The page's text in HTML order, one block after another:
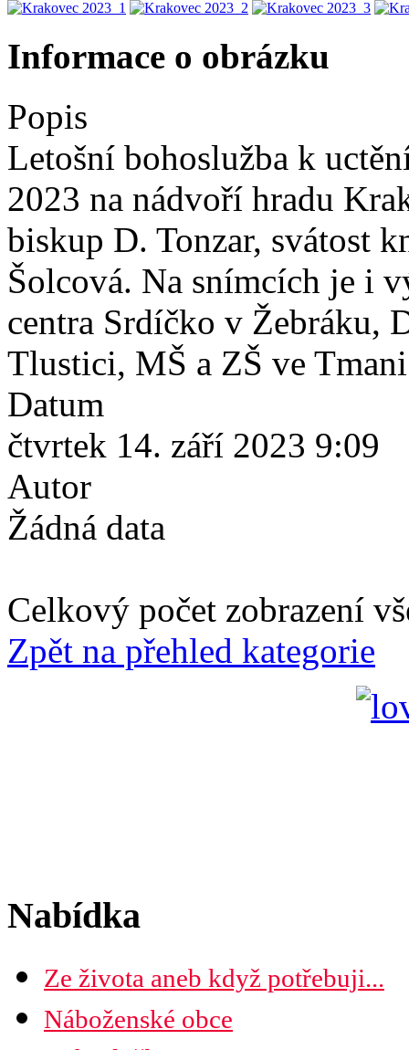
Informace o obrázku
Popis
Letošní bohoslužba k
2023 na nádvoří hradu
biskup D. Tonzar, svátost
Šolcová. Na snímcích je i
centra Srdíčko v Žebráku,
Tlustici, MŠ a ZŠ ve
Datum
čtvrtek 14. září 2023 9:09
Autor
Žádná data
Celkový počet zobrazení
Zpět na přehled kategorie
Nabídka
Ze života aneb když potřebuji...
Náboženské obce